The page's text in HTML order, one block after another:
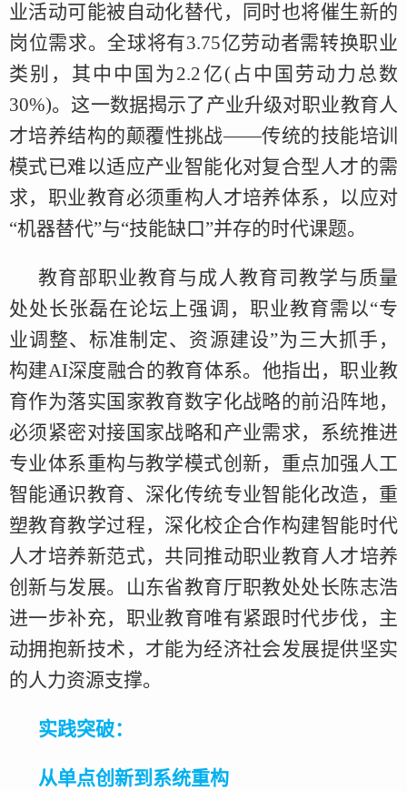
业活动可能被自动化替代，同时也将催生新的
岗位需求。全球将有3.75亿劳动者需转换职业
类别，其中中国为2.2亿(占中国劳动力总数
30%)。这一数据揭示了产业升级对职业教育人
才培养结构的颠覆性挑战——传统的技能培训
模式已难以适应产业智能化对复合型人才的需
求，职业教育必须重构人才培养体系，以应对
“机器替代”与“技能缺口”并存的时代课题。
教育部职业教育与成人教育司教学与质量
处处长张磊在论坛上强调，职业教育需以“专
业调整、标准制定、资源建设”为三大抓手，
构建AI深度融合的教育体系。他指出，职业教
育作为落实国家教育数字化战略的前沿阵地，
必须紧密对接国家战略和产业需求，系统推进
专业体系重构与教学模式创新，重点加强人工
智能通识教育、深化传统专业智能化改造，重
塑教育教学过程，深化校企合作构建智能时代
人才培养新范式，共同推动职业教育人才培养
创新与发展。山东省教育厅职教处处长陈志浩
进一步补充，职业教育唯有紧跟时代步伐，主
动拥抱新技术，才能为经济社会发展提供坚实
的人力资源支撑。
实践突破：
从单点创新到系统重构